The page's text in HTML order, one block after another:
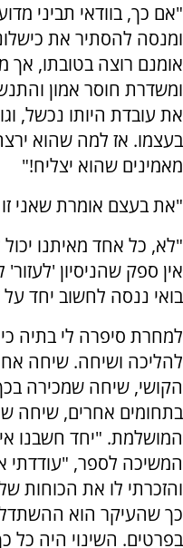
"אם כך, בוודאי תביני
ומנסה להסתיר את
אומנם רוצה בטובתו, אך
ומשדרת חוסר אמון
את עובדת היותו נכשל,
בעצמו. אז למה שהוא
מאמינים שהוא יצליח!"
"את בעצם אומרת שאני
"לא, כל אחד מאיתנו
אין ספק שהניסיון
בואי ננסה לחשוב יחד
למחרת סיפרה לי בתיה
להליכה ושיחה. שיחה
הקושי, שיחה שמכירה
בתחומים אחרים, שיחה
המושלמת. "יחד חשבנו
המשיכה לספר, "עודדתי
והזכרתי לו את הכוחות
כך שהעיקר הוא
בפרטים. השינוי היה כל